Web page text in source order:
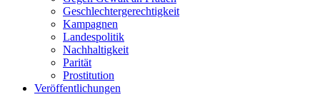
Geschlechtergerechtigkeit
Kampagnen
Landespolitik
Nachhaltigkeit
Parität
Prostitution
Veröffentlichungen